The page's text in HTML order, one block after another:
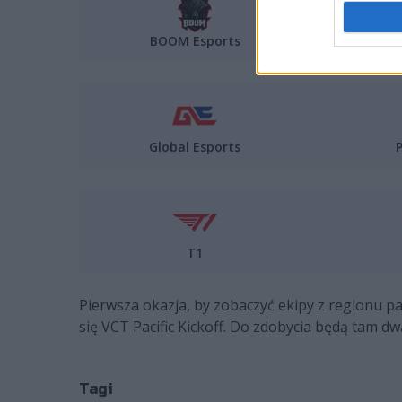
BOOM Esports
Global Esports
T1
Pierwsza okazja, by zobaczyć ekipy z regionu
się VCT Pacific Kickoff. Do zdobycia będą tam
Tagi